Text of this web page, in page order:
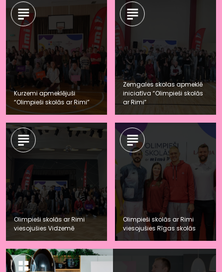
Kurzemi apmeklējuši
“Olimpieši skolās ar Rimi”
Zemgales skolas apmeklē
iniciatīva “Olimpieši skolās
ar Rimi”
Olimpieši skolās ar Rimi
viesojušies Vidzemē
Olimpieši skolās ar Rimi
viesojušies Rīgas skolās